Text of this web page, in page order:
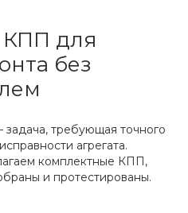
для
без
требующая точного
агрегата.
комплектные КПП,
и протестированы.